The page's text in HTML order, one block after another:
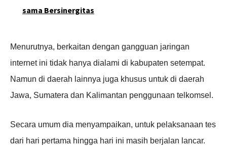
sama Bersinergitas
Menurutnya, berkaitan dengan gangguan jaringan
internet ini tidak hanya dialami di kabupaten setempat.
Namun di daerah lainnya juga khusus untuk di daerah
Jawa, Sumatera dan Kalimantan penggunaan telkomsel.
Secara umum dia menyampaikan, untuk pelaksanaan tes
dari hari pertama hingga hari ini masih berjalan lancar.